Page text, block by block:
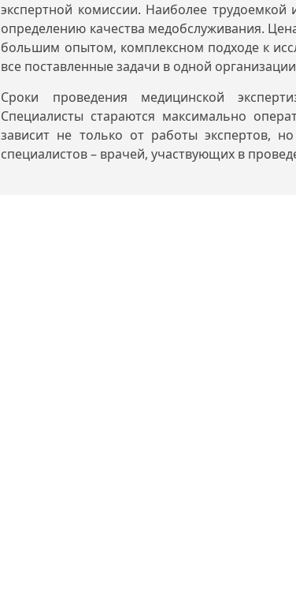
экспертной комиссии. Наиболее трудоемкой
определению качества медобслуживания.
большим опытом, комплексном подходе к
все поставленные задачи в одной
Сроки проведения медицинской
Специалисты стараются максимально
зависит не только от работы экспертов,
специалистов – врачей, участвующих в